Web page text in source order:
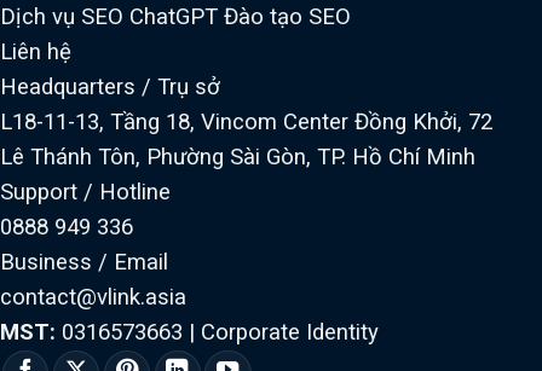
Dịch vụ SEO ChatGPT Đào tạo SEO
Liên hệ
Headquarters / Trụ sở
L18-11-13, Tầng 18, Vincom Center Đồng Khởi, 72
Lê Thánh Tôn, Phường Sài Gòn, TP. Hồ Chí Minh
Support / Hotline
0888 949 336
Business / Email
contact@vlink.asia
MST: 0316573663 | Corporate Identity